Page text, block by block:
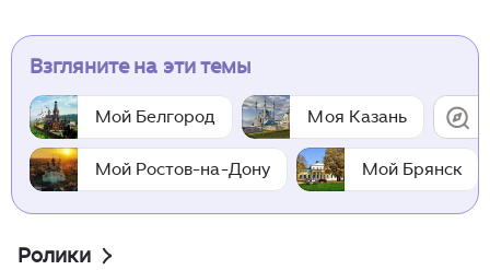
Взгляните на эти темы
Мой Белгород Моя Казань
Мой Ростов-на-Дону Мой Брянск
Ролики